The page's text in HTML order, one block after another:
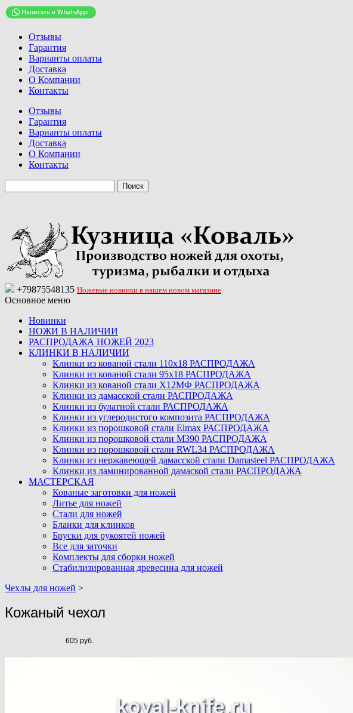
Отзывы
Гарантия
Варианты оплаты
Доставка
О Компании
Контакты
Отзывы
Гарантия
Варианты оплаты
Доставка
О Компании
Контакты
+79875548135 Ножевые новинки в нашем новом магазине
Основное меню
Новинки
НОЖИ В НАЛИЧИИ
РАСПРОДАЖА НОЖЕЙ 2023
КЛИНКИ В НАЛИЧИИ
Клинки из кованой стали 110х18 РАСПРОДАЖА
Клинки из кованой стали 95х18 РАСПРОДАЖА
Клинки из кованой стали Х12МФ РАСПРОДАЖА
Клинки из дамасской стали РАСПРОДАЖА
Клинки из булатной стали РАСПРОДАЖА
Клинки из углеродистого композита РАСПРОДАЖА
Клинки из порошковой стали Elmax РАСПРОДАЖА
Клинки из порошковой стали M390 РАСПРОДАЖА
Клинки из порошковой стали RWL34 РАСПРОДАЖА
Клинки из нержавеющей дамасской стали Damasteel РАСПРОДАЖА
Клинки из ламинированной дамаской стали РАСПРОДАЖА
МАСТЕРСКАЯ
Кованые заготовки для ножей
Литье для ножей
Стали для ножей
Бланки для клинков
Бруски для рукоятей ножей
Все для заточки
Комплекты для сборки ножей
Стабилизированная древесина для ножей
Чехлы для ножей >
Кожаный чехол
605 руб.